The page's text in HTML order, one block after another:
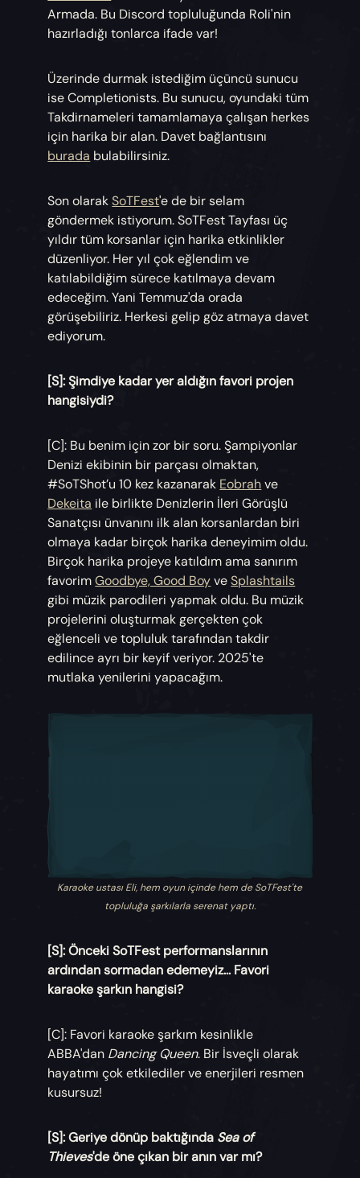
Armada. Bu Discord topluluğunda Roli'nin
hazırladığı tonlarca ifade var!
Üzerinde durmak istediğim üçüncü sunucu
ise Completionists. Bu sunucu, oyundaki tüm
Takdirnameleri tamamlamaya çalışan herkes
için harika bir alan. Davet bağlantısını
burada bulabilirsiniz.
Son olarakSoTFest'e de bir selam
göndermek istiyorum. SoTFest Tayfası üç
yıldır tüm korsanlar için harika etkinlikler
düzenliyor. Her yıl çok eğlendim ve
katılabildiğim sürece katılmaya devam
edeceğim. Yani Temmuz'da orada
görüşebiliriz. Herkesi gelip göz atmaya davet
ediyorum.
[S]: Şimdiye kadar yer aldığın favori projen
hangisiydi?
[C]: Bu benim için zor bir soru. Şampiyonlar
Denizi ekibinin bir parçası olmaktan,
#SoTShot’u 10 kez kazanarak Eobrahve
Dekeita ile birlikte Denizlerin İleri Görüşlü
Sanatçısı ünvanını ilk alan korsanlardan biri
olmaya kadar birçok harika deneyimim oldu.
Birçok harika projeye katıldım ama sanırım
favorimGoodbye, Good BoyveSplashtails
gibi müzik parodileri yapmak oldu. Bu müzik
projelerini oluşturmak gerçekten çok
eğlenceli ve topluluk tarafından takdir
edilince ayrı bir keyif veriyor. 2025'te
mutlaka yenilerini yapacağım.
Karaoke ustası Eli, hem oyun içinde hem de SoTFest'te
topluluğa şarkılarla serenat yaptı.
[S]: Önceki SoTFest performanslarının
ardından sormadan edemeyiz... Favori
karaoke şarkın hangisi?
[C]: Favori karaoke şarkım kesinlikle
ABBA'dan Dancing Queen. Bir İsveçli olarak
hayatımı çok etkilediler ve enerjileri resmen
kusursuz!
[S]: Geriye dönüp baktığında Sea of
Thieves'de öne çıkan bir anın var mı?